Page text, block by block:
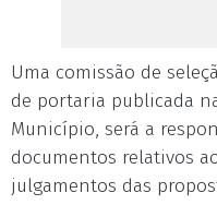
Uma comissão de
de portaria publicada
Município, será a
documentos relativos
julgamentos das